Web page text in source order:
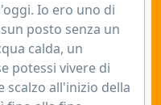
Io ero uno di
posto senza un
calda, un
potessi vivere di
scalzo all'inizio della